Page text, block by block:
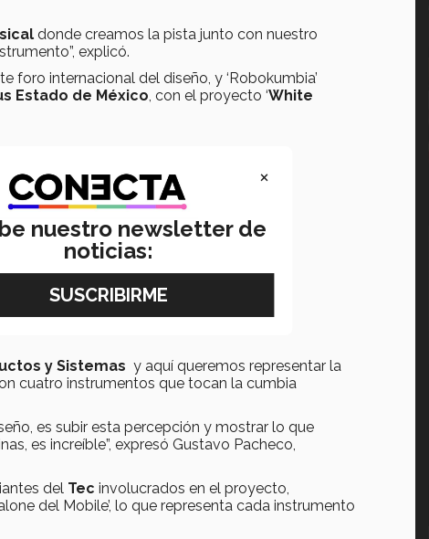
donde creamos la pista junto con nuestro
explicó.
foro internacional del diseño, y ‘Robokumbia’
Estado de México , con el proyecto ‘White
y Sistemas y aquí queremos representar la
cuatro instrumentos que tocan la cumbia
es subir esta percepción y mostrar lo que
es increíble”, expresó Gustavo Pacheco,
del Tec involucrados en el proyecto,
del Mobile’, lo que representa cada instrumento
×
nuestro newsletter de
noticias: